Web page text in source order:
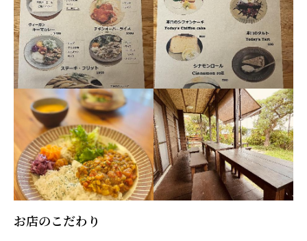
お店のこだわり